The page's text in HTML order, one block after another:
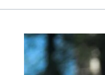
PATÍN
ARTÍSTICO
–